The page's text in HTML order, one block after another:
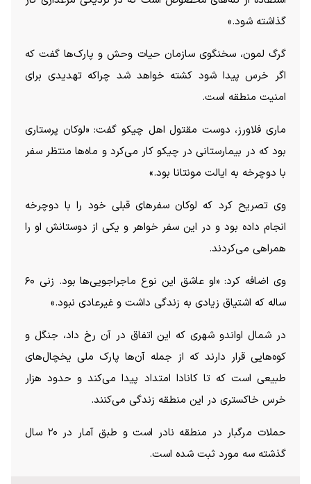
گذاشته شود.»
گرگ لمون، سخنگوی سازمان حیات وحش و پارک‌ها گفت که
اگر خرس پیدا شود کشته خواهد شد چراکه تهدیدی برای
امنیت منطقه است.
ماری فلاورز، دوست مقتول اهل چیکو گفت: «لوکان پرستاری
بود که در بیمارستانی در چیکو کار می‌کرد و ماه‌ها منتظر سفر
با دوچرخه به ایالت مونتانا بود.»
وی تصریح کرد که لوکان سفر‌های قبلی خود را با دوچرخه
انجام داده بود و در این سفر خواهر و یکی از دوستانش او را
همراهی می‌کردند.
وی اضافه کرد: «او عاشق این نوع ماجراجویی‌ها بود. زنی ۶۰
ساله که اشتیاق زیادی به زندگی داشت و غیرعادی نبود.»
در شمال اواندو شهری که این اتفاق در آن رخ داد، جنگل و
کوه‌هایی قرار دارند که از جمله آن‌ها پارک ملی یخچال‌های
طبیعی است که تا کانادا امتداد پیدا می‌کند و حدود هزار
خرس خاکستری در این منطقه زندگی می‌کنند.
حملات مرگبار در منطقه نادر است و طبق آمار در ۲۰ سال
گذشته سه مورد ثبت شده است.